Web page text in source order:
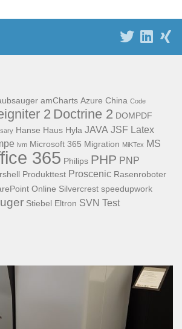
amCharts Azure China Code
2 Doctrine 2 DOMPDF
Hanse Haus Hyla JAVA JSF Latex
lvm Microsoft 365 Migration MiKTex MS
365 Philips PHP PNP
Produkttest Proscenic Rasenroboter
Online Silvercrest speedupwork
Stiebel Eltron SVN Test